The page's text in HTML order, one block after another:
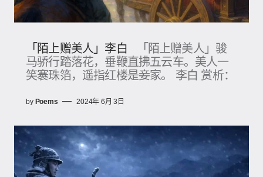
「陌上赠美人」李白
「陌上赠美人」骏
马骄行踏落花，垂鞭直拂五云车。美人一
笑褰珠箔，遥指红楼是妾家。 李白 赏析：
by Poems 2024年 6月 3日